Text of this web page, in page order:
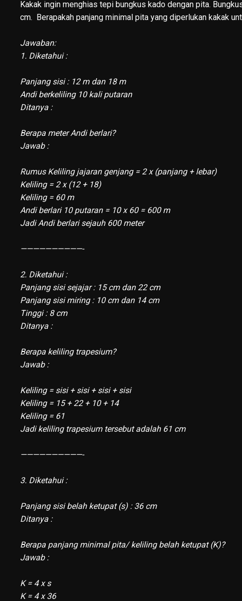
Kakak ingin menghias tepi bungkus kado dengan pita.
cm. Berapakah panjang minimal pita yang diperlukan kakak
Jawaban:
1. Diketahui :
Panjang sisi : 12 m dan 18 m
Andi berkeliling 10 kali putaran
Ditanya :
Berapa meter Andi berlari?
Jawab :
Rumus Keliling jajaran genjang = 2 x (panjang + lebar)
Keliling = 2 x (12 + 18)
Keliling = 60 m
Andi berlari 10 putaran = 10 x 60 = 600 m
Jadi Andi berlari sejauh 600 meter
——————————-
2. Diketahui :
Panjang sisi sejajar : 15 cm dan 22 cm
Panjang sisi miring : 10 cm dan 14 cm
Tinggi : 8 cm
Ditanya :
Berapa keliling trapesium?
Jawab :
Keliling = sisi + sisi + sisi + sisi
Keliling = 15 + 22 + 10 + 14
Keliling = 61
Jadi keliling trapesium tersebut adalah 61 cm
——————————-
3. Diketahui :
Panjang sisi belah ketupat (s) : 36 cm
Ditanya :
Berapa panjang minimal pita/ keliling belah ketupat (K)?
Jawab :
K = 4 x s
K = 4 x 36